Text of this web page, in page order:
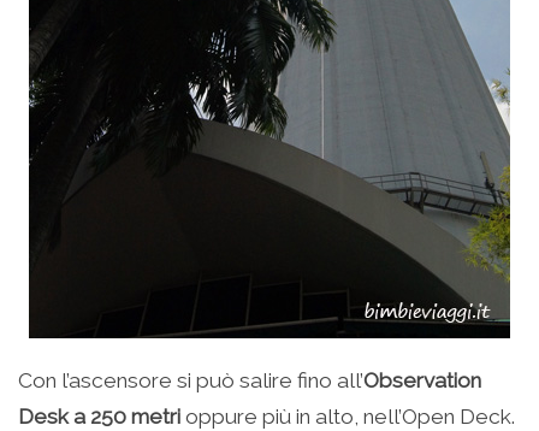
Con l’ascensore si può salire fino all’Observation
Desk a 250 metri oppure più in alto, nell’Open Deck.